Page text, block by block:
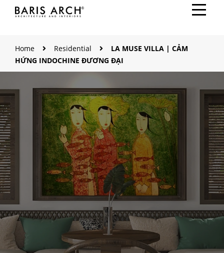
Home Residential
LA MUSE VILLA | CẢM
HỨNG INDOCHINE ĐƯƠNG ĐẠI